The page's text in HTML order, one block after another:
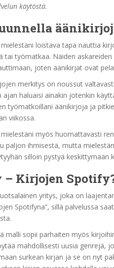
käytöstä.
loistava tapa nauttia
tai työmatkaa. Näiden
joten äänikirjat ovat
merkitys on noussut
ajan haluaisi ainakin jotenkin
työmatkoillani äänikirjoja ja
viikossa.
myös huomattavasti
paljon ihmisestä, mutta
silloin pystyä
– Kirjojen
yritys, joka on
Spotifyna”, sillä palvelussa
malli sopii parhaiten myös
mahdollisesti uusia genrejä,
surkean kirjan ja se on nyt